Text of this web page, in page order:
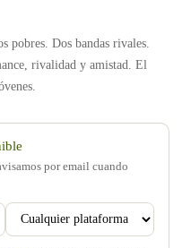
pobres. Dos bandas rivales.
rivalidad y amistad. El
por email cuando